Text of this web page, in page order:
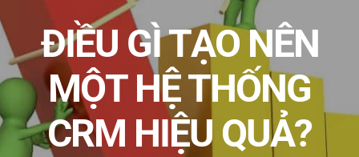
ĐIỀU GÌ TẠO NÊN
MỘT HỆ THỐNG
CRM HIỆU QUẢ?